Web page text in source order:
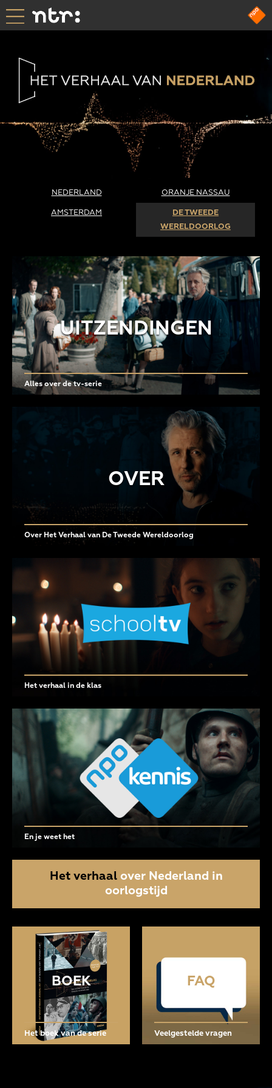
NEDERLAND ORANJE NASSAU
AMSTERDAM
DE TWEEDE
WERELDOORLOG
UITZENDINGEN
Alles over de tv-serie
OVER
Over Het Verhaal van De Tweede Wereldoorlog
Het verhaal in de klas
En je weet het
Het verhaalover Nederland in
oorlogstijd
BOEK
Het boek van de serie
FAQ
Veelgestelde vragen